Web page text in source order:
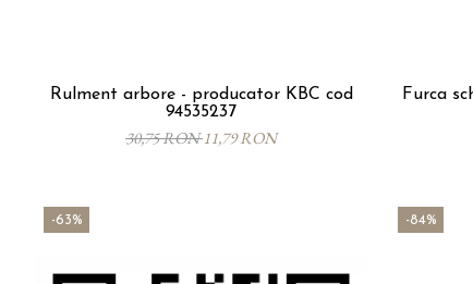
Rulment arbore - producator KBC cod
94535237
30,75 RON11,79 RON
Furca
-63% -84%